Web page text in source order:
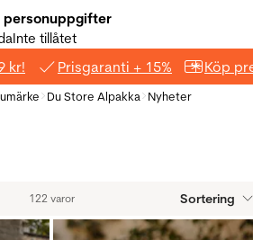
personuppgifter
Inte tillåtet
kr! Prisgaranti + 15% Köp
>Du Store Alpakka >Nyheter
122 varor Sortering